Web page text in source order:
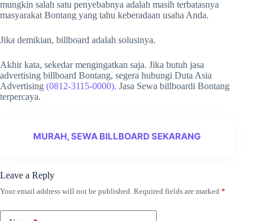
mungkin salah satu penyebabnya adalah masih terbatasnya
masyarakat Bontang yang tahu keberadaan usaha Anda.
Jika demikian, billboard adalah solusinya.
Akhir kata, sekedar mengingatkan saja. Jika butuh jasa
advertising billboard Bontang, segera hubungi Duta Asia
Advertising (0812-3115-0000). Jasa Sewa billboardi Bontang
terpercaya.
MURAH, SEWA BILLBOARD SEKARANG
Leave a Reply
Your email address will not be published. Required fields are marked *